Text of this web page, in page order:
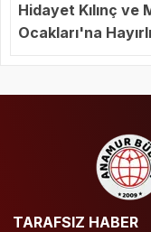
Hidayet Kılınç ve
Ocakları'na
TARAFSIZ HABER